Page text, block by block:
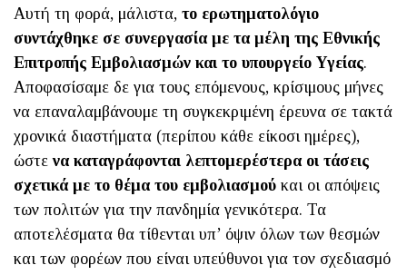
Αυτή τη φορά, μάλιστα, το ερωτηματολόγιο
συντάχθηκε σε συνεργασία με τα μέλη της Εθνικής
Επιτροπής Εμβολιασμών και το υπουργείο Υγείας.
Αποφασίσαμε δε για τους επόμενους, κρίσιμους μήνες
να επαναλαμβάνουμε τη συγκεκριμένη έρευνα σε τακτά
χρονικά διαστήματα (περίπου κάθε είκοσι ημέρες),
ώστενα καταγράφονται λεπτομερέστερα οι τάσεις
σχετικά με το θέμα του εμβολιασμού και οι απόψεις
των πολιτών για την πανδημία γενικότερα. Τα
αποτελέσματα θα τίθενται υπ’ όψιν όλων των θεσμών
και των φορέων που είναι υπεύθυνοι για τον σχεδιασμό